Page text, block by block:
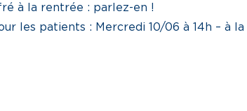
à la rentrée : parlez-en !
les patients : Mercredi 10/06 à 14h – à